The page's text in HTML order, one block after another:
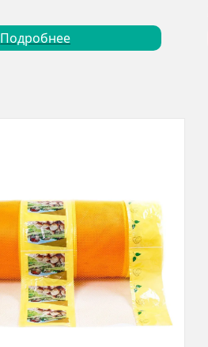
Подробнее